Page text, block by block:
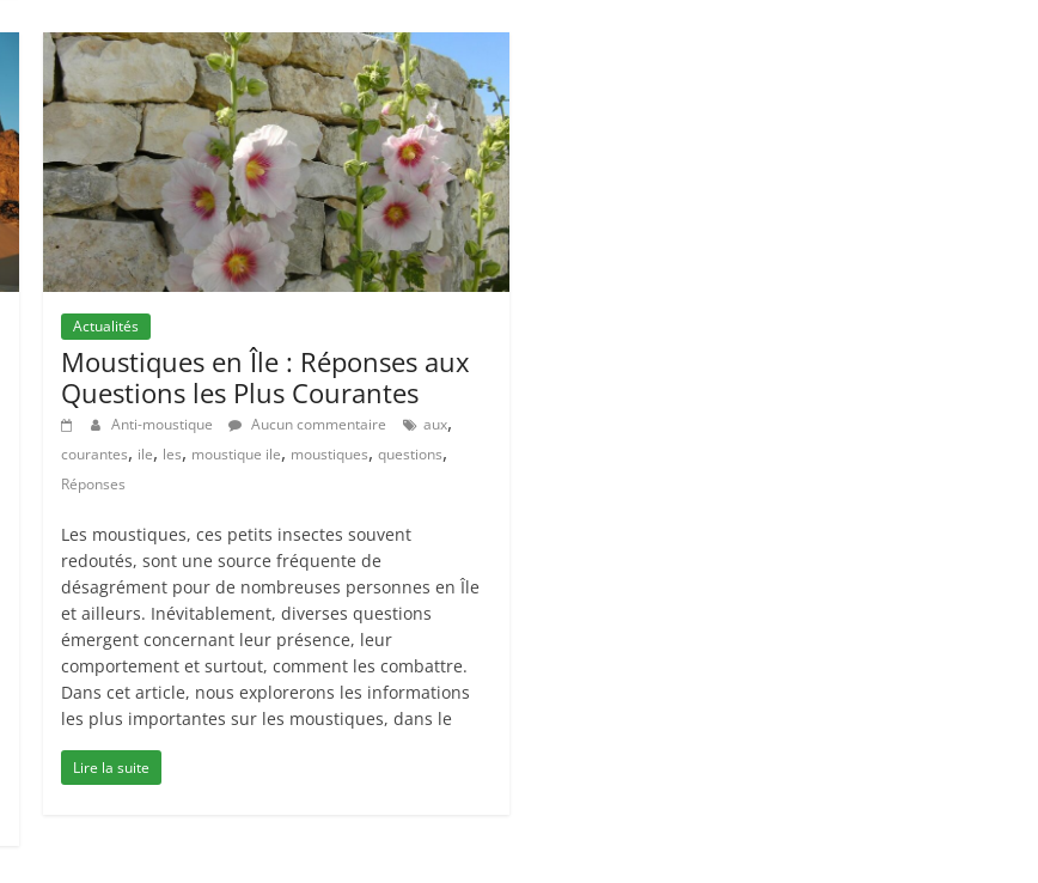
Actualités
Moustiques en Île : Réponses aux
Questions les Plus Courantes
Anti-moustique Aucun commentaire aux,
courantes, ile, les, moustique ile, moustiques,questions,
Réponses
Les moustiques, ces petits insectes souvent
redoutés, sont une source fréquente de
désagrément pour de nombreuses personnes en Île
et ailleurs. Inévitablement, diverses questions
émergent concernant leur présence, leur
comportement et surtout, comment les combattre.
Dans cet article, nous explorerons les informations
les plus importantes sur les moustiques, dans le
Lire la suite